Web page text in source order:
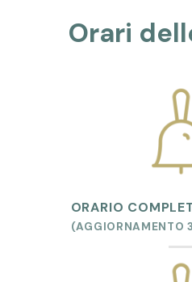
Orari
ORARIO
(AGGIORNAMENTO